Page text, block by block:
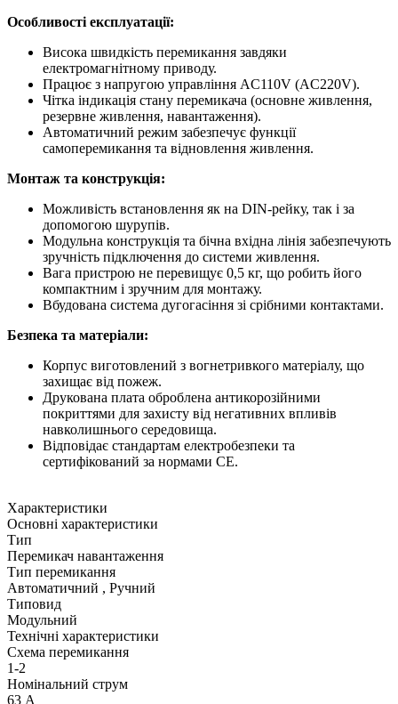
Особливості експлуатації:
Висока швидкість перемикання завдяки
електромагнітному приводу.
Працює з напругою управління AC110V (AC220V).
Чітка індикація стану перемикача (основне живлення,
резервне живлення, навантаження).
Автоматичний режим забезпечує функції
самоперемикання та відновлення живлення.
Монтаж та конструкція:
Можливість встановлення як на DIN-рейку, так і за
допомогою шурупів.
Модульна конструкція та бічна вхідна лінія забезпечують
зручність підключення до системи живлення.
Вага пристрою не перевищує 0,5 кг, що робить його
компактним і зручним для монтажу.
Вбудована система дугогасіння зі срібними контактами.
Безпека та матеріали:
Корпус виготовлений з вогнетривкого матеріалу, що
захищає від пожеж.
Друкована плата оброблена антикорозійними
покриттями для захисту від негативних впливів
навколишнього середовища.
Відповідає стандартам електробезпеки та
сертифікований за нормами CE.
Характеристики
Основні характеристики
Тип
Перемикач навантаження
Тип перемикання
Автоматичний , Ручний
Типовид
Модульний
Технічні характеристики
Схема перемикання
1-2
Номінальний струм
63 А